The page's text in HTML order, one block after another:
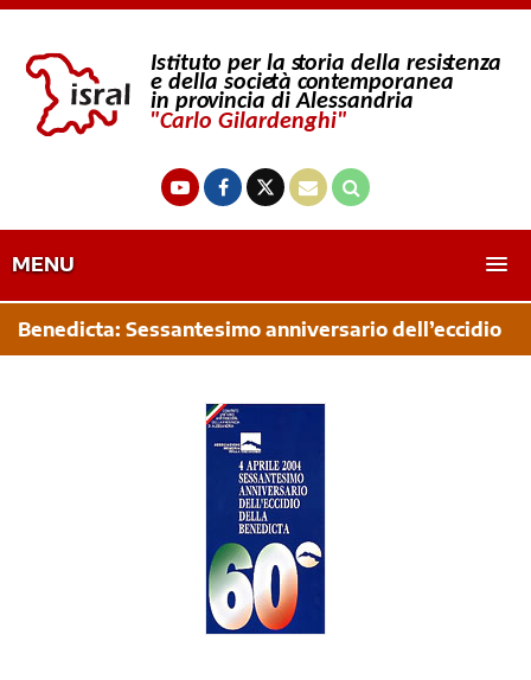
MENU
Benedicta: Sessantesimo anniversario dell’eccidio